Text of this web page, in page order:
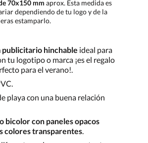
70x150 mm aprox. Esta medida es
dependiendo de tu logo y de la
estamparlo.
publicitario hinchable ideal para
tu logotipo o marca ¡es el regalo
para el verano!.
playa con una buena relación
bicolor con paneles opacos
colores transparentes.